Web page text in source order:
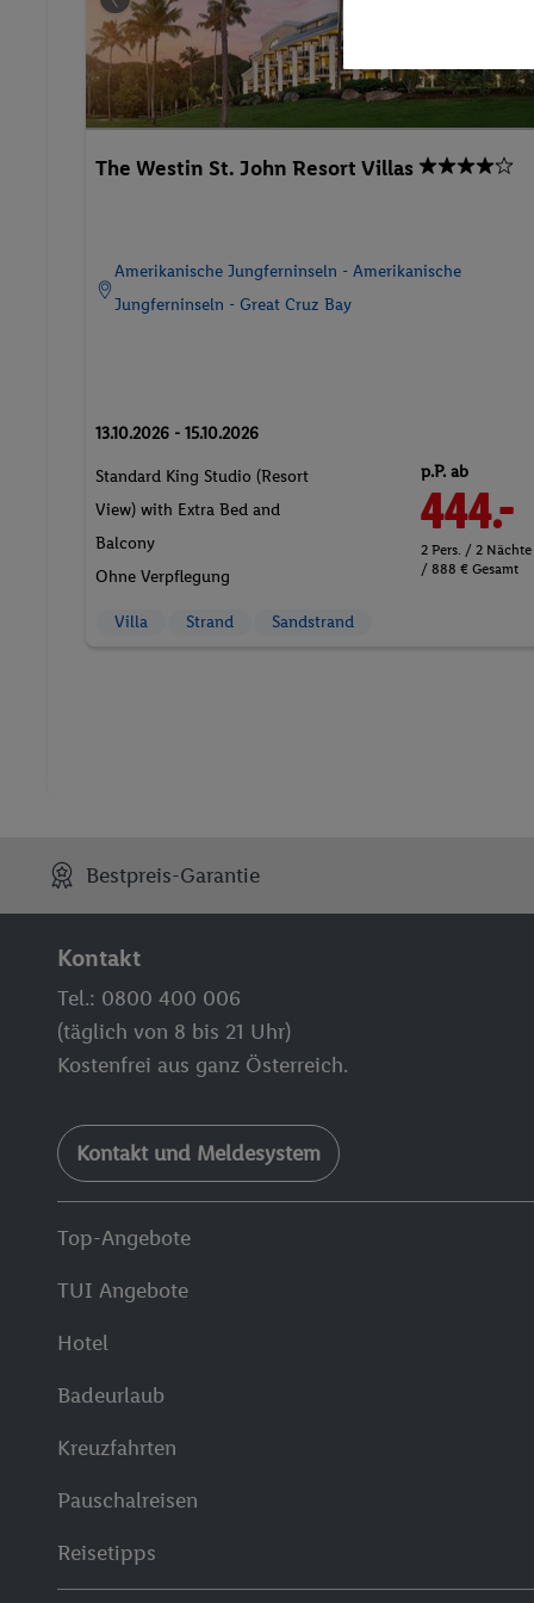
The Westin St. John Resort Villas
Amerikanische Jungferninseln - Amerikanische
Jungferninseln - Great Cruz Bay
13.10.2026 - 15.10.2026
Standard King Studio (Resort
View) with Extra Bed and
Balcony
Ohne Verpflegung
p.P. ab
444.-
2 Pers. / 2 Nächte
/ 888 € Gesamt
Villa Strand Sandstrand
Bestpreis-Garantie
Kontakt
Tel.: 0800 400 006
(täglich von 8 bis 21 Uhr)
Kostenfrei aus ganz Österreich.
Kontakt und Meldesystem
Top-Angebote
TUI Angebote
Hotel
Badeurlaub
Kreuzfahrten
Pauschalreisen
Reisetipps